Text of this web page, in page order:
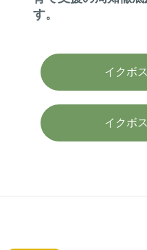
す。
イクボ
イクボ